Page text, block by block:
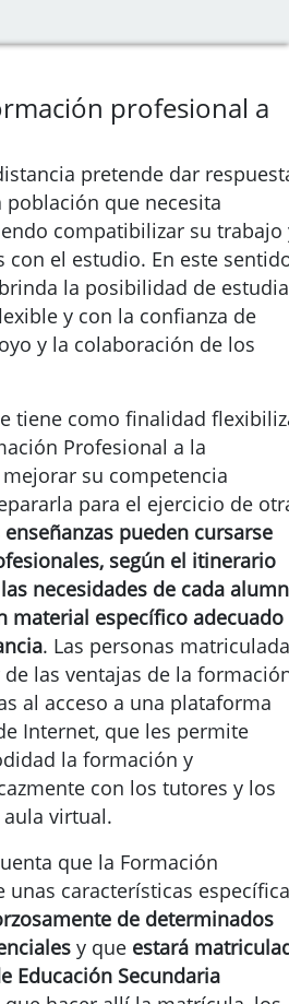
profesional a
pretende dar
población que necesita
compatibilizar su trabajo
con el estudio. En este
la posibilidad de
y con la confianza de
y la colaboración de los
tiene como finalidad
Profesional a la
su competencia
para el ejercicio de
enseñanzas pueden cursarse
según el itinerario
necesidades de cada
material específico adecuado
. Las personas
las ventajas de la
al acceso a una plataforma
Internet, que les permite
la formación y
con los tutores y los
virtual.
que la Formación
unas características
de determinados
y que estará
Educación Secundaria